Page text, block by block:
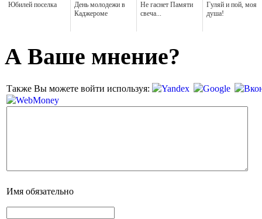
Юбилей поселка
День молодежи в
Каджероме
Не гаснет Памяти
свеча...
Гуляй и пой, моя
душа!
А Ваше мнение?
Также Вы можете войти используя:
Имя обязательно